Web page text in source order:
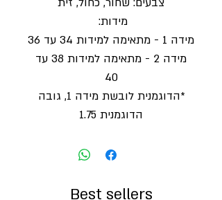
מידות:
מידה 1 - מתאימה למידות 34 עד 36
מידה 2 - מתאימה למידות 38 עד
40
*הדוגמנית לובשת מידה 1, גובה
הדוגמנית 1.75
Best sellers